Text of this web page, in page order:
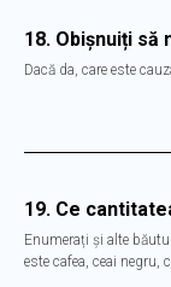
18. Obișnuiți să
Dacă da, care este
19. Ce
Enumerați și alte
este cafea, ceai negru,